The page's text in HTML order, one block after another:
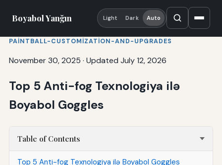
Boyabol Yanğın Light Dark Auto
PAINTBALL-CUSTOMIZATION-AND-UPGRADES
November 30, 2025 · Updated July 12, 2026
Top 5 Anti-fog Texnologiya ilə
Boyabol Goggles
Table of Contents
Top 5 Anti-fog Texnologiya ilə Boyabol Goggles